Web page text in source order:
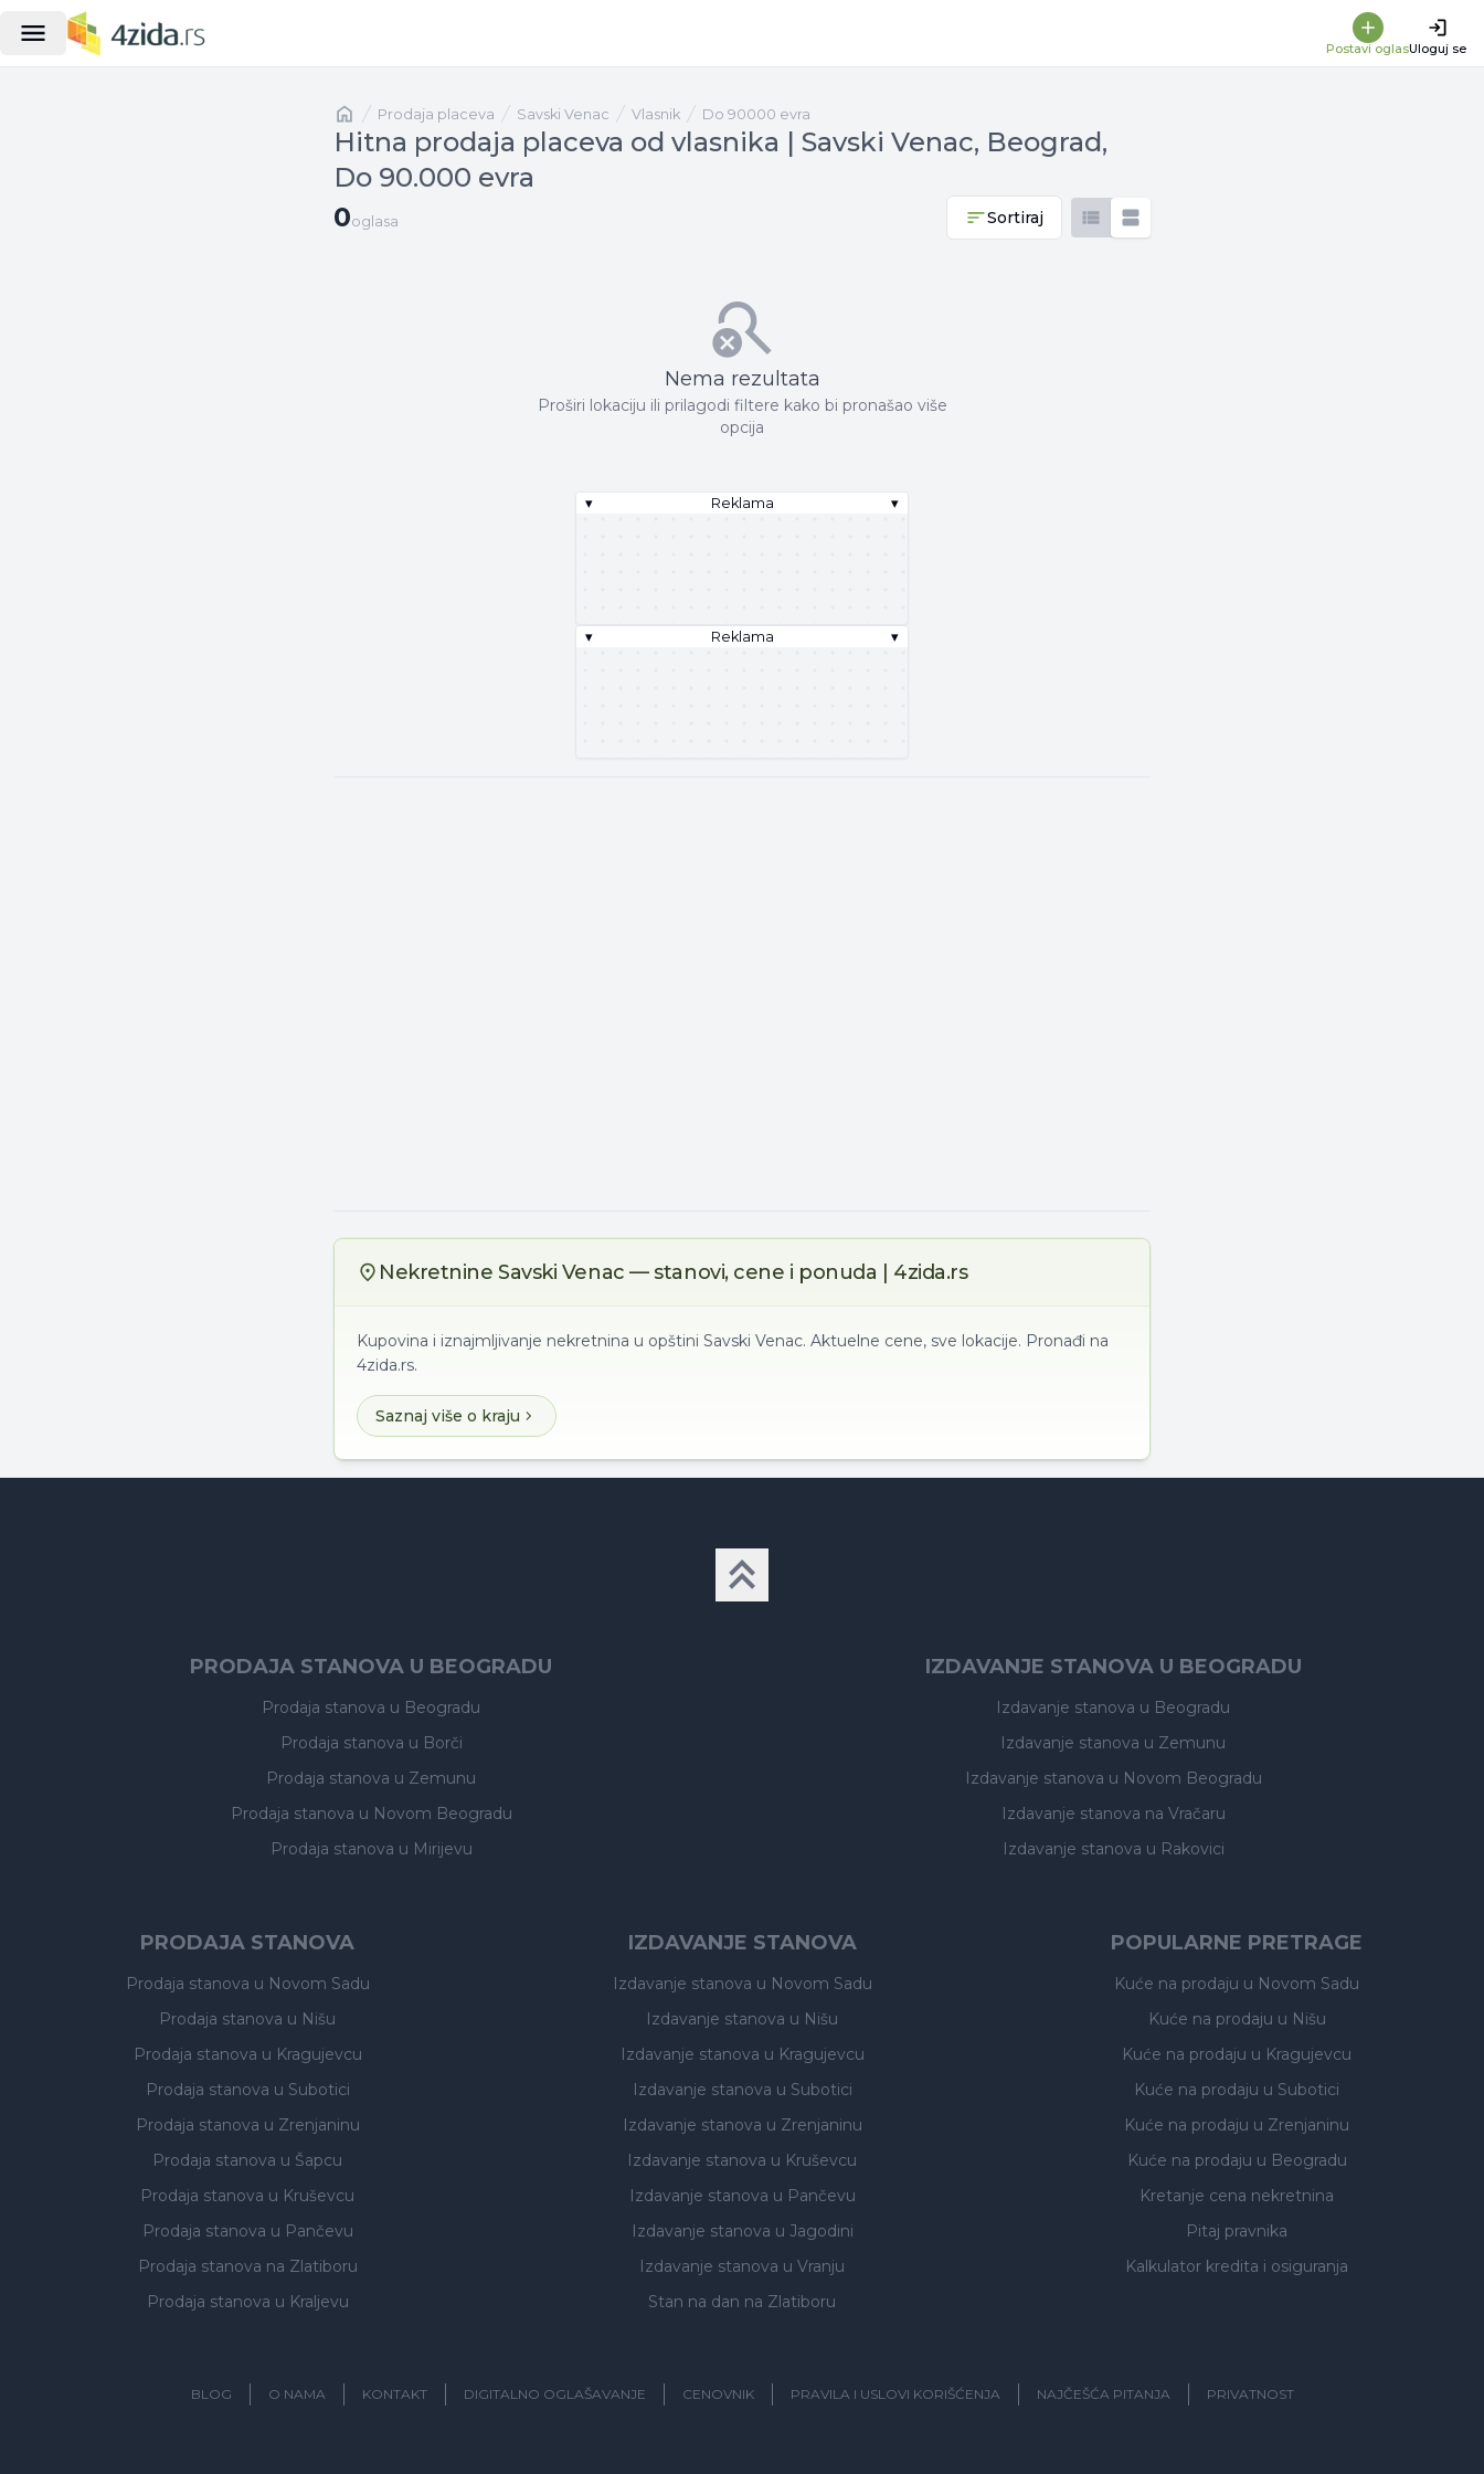
Postavi oglasUloguj se
Naslovnaprodaja placeva Savski Venac vlasnik Do 90000 evra
Hitna prodaja placeva od vlasnika | Savski Venac, Beograd,
Do 90.000 evra
0 oglasa
0oglasa Sortiraj
Nema rezultata
Proširi lokaciju ili prilagodi filtere kako bi pronašao više
opcija
▾ Reklama ▾
▾ Reklama ▾
Nekretnine Savski Venac — stanovi, cene i ponuda | 4zida.rs
Kupovina i iznajmljivanje nekretnina u opštini Savski Venac. Aktuelne cene, sve lokacije. Pronađi na
4zida.rs.
Saznaj više o kraju
PRODAJA STANOVA U BEOGRADU
Prodaja stanova u Beogradu
Prodaja stanova u Borči
Prodaja stanova u Zemunu
Prodaja stanova u Novom Beogradu
Prodaja stanova u Mirijevu
IZDAVANJE STANOVA U BEOGRADU
Izdavanje stanova u Beogradu
Izdavanje stanova u Zemunu
Izdavanje stanova u Novom Beogradu
Izdavanje stanova na Vračaru
Izdavanje stanova u Rakovici
PRODAJA STANOVA
Prodaja stanova u Novom Sadu
Prodaja stanova u Nišu
Prodaja stanova u Kragujevcu
Prodaja stanova u Subotici
Prodaja stanova u Zrenjaninu
Prodaja stanova u Šapcu
Prodaja stanova u Kruševcu
Prodaja stanova u Pančevu
Prodaja stanova na Zlatiboru
Prodaja stanova u Kraljevu
IZDAVANJE STANOVA
Izdavanje stanova u Novom Sadu
Izdavanje stanova u Nišu
Izdavanje stanova u Kragujevcu
Izdavanje stanova u Subotici
Izdavanje stanova u Zrenjaninu
Izdavanje stanova u Kruševcu
Izdavanje stanova u Pančevu
Izdavanje stanova u Jagodini
Izdavanje stanova u Vranju
Stan na dan na Zlatiboru
POPULARNE PRETRAGE
Kuće na prodaju u Novom Sadu
Kuće na prodaju u Nišu
Kuće na prodaju u Kragujevcu
Kuće na prodaju u Subotici
Kuće na prodaju u Zrenjaninu
Kuće na prodaju u Beogradu
Kretanje cena nekretnina
Pitaj pravnika
Kalkulator kredita i osiguranja
BLOG O NAMA KONTAKT DIGITALNO OGLAŠAVANJE CENOVNIK PRAVILA I USLOVI KORIŠĆENJA NAJČEŠĆA PITANJA PRIVATNOST